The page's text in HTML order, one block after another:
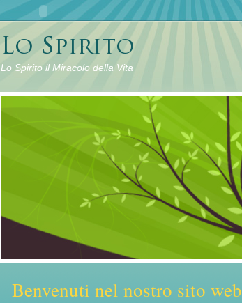
Lo Spirito il Miracolo della Vita
Benvenuti nel nostro sito web